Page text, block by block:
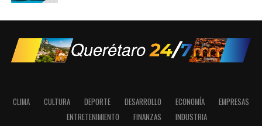
CLIMA CULTURA DEPORTE DESARROLLO ECONOMÍA
EMPRESAS
ENTRETENIMIENTO
FINANZAS
INDUSTRIA